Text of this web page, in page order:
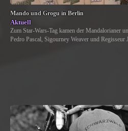
Mando und Grogu in Berlin
Aktuell
Zum Star-Wars-Tag kamen der Mandalorianer
Pedro Pascal, Sigourney Weaver und Regisseur